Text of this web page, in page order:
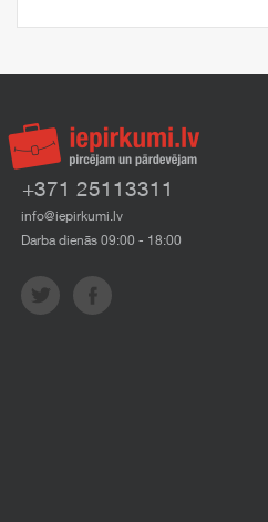
+371 25113311
info@iepirkumi.lv
Darba dienās 09:00 - 18:00